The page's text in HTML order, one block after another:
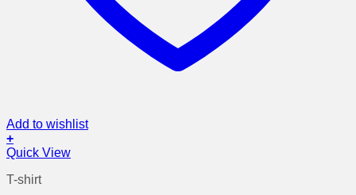
Add to wishlist
+
Αυτό
προϊόν
Quick View
T-shirt